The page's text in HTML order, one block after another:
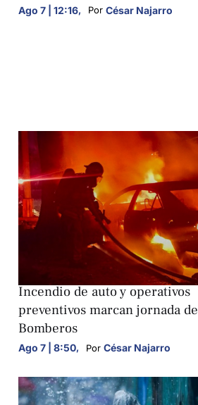
Ago 7 | 12:16, Por César Najarro
Incendio de auto y operativos
preventivos marcan jornada de
Bomberos
Ago 7 | 8:50, Por César Najarro